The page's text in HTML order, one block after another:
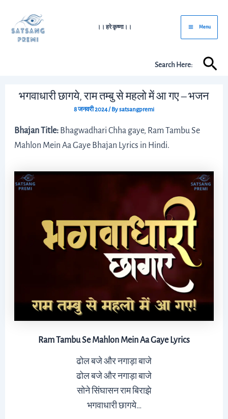
content
।। हरे कृष्णा।।
Main
Menu
Menu
Search Here:
भगवाधारी छागये, राम तम्बु से महलो में आ गए – भजन
8 जनवरी 2024/ Bysatsangpremi
Bhajan Title:Bhagwadhari Chha gaye, Ram Tambu Se
Mahlon Mein Aa Gaye Bhajan Lyrics in Hindi.
Ram Tambu Se Mahlon Mein Aa Gaye Lyrics
ढोल बजे और नगाड़ा बाजे
ढोल बजे और नगाड़ा बाजे
सोने सिंघासन राम बिराझे
भगवाधारी छागये…
navigation